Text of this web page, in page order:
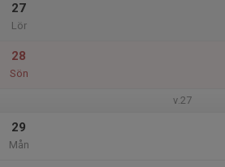
27
Lör
28
Sön
v.27
29
Mån